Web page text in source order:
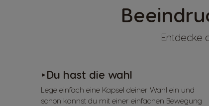
Entdecke
► Du hast die wahl
Lege einfach eine Kapsel deiner Wahl ein und
schon kannst du mit einer einfachen Bewegung